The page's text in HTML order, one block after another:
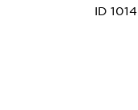
ID 1014